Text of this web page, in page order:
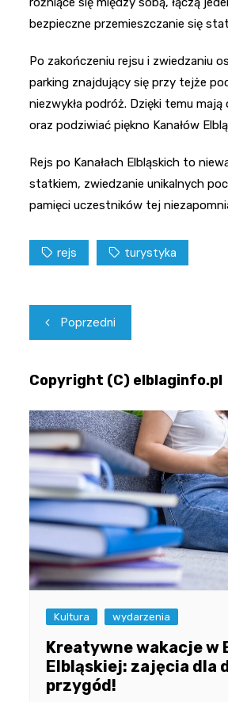
bezpieczne przemieszczanie się
Po zakończeniu rejsu i zwiedzaniu
parking znajdujący się przy tejże
niezwykła podróż. Dzięki temu
oraz podziwiać piękno Kanałów
Rejs po Kanałach Elbląskich to
statkiem, zwiedzanie unikalnych
pamięci uczestników tej
rejs turystyka
Nawigacja
wpisu
Poprzedni
Copyright (C) elblaginfo.pl
Kultura wydarzenia
Kreatywne wakacje w
Elbląskiej: zajęcia dla
przygód!